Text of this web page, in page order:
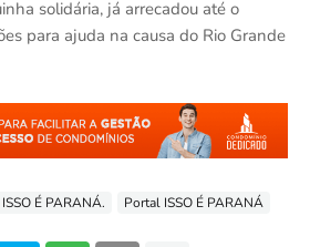
solidária, já arrecadou até o
para ajuda na causa do Rio Grande
ISSO É PARANÁ. Portal ISSO É PARANÁ